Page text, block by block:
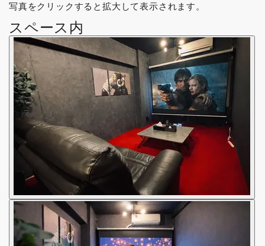
写真をクリックすると拡大して表示されます。
スペース内